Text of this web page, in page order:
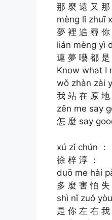
那 麼 遠 又 那
mèng lǐ zhuī
夢 裡 追 尋 你
lián mèng yì
連 夢 囈 都
Know what I
wǒ zhàn zài
我 站 在 原
zěn me say
怎 麼 say
xú zǐ chún ：
徐 梓 淳 ：
duō me hài
多 麼 害 怕
shì nǐ zuǒ
是 你 左 右